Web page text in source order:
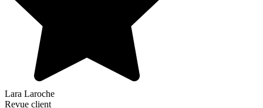
Lara Laroche
Revue client